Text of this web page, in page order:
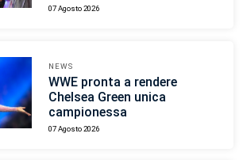
07 Agosto 2026
NEWS
WWE pronta a rendere
Chelsea Green unica
campionessa
07 Agosto 2026